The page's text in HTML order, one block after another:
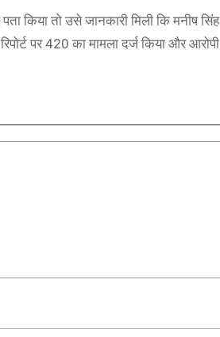
किया तो उसे जानकारी मिली कि मनीष सिंह
पर 420 का मामला दर्ज किया और आरोपी